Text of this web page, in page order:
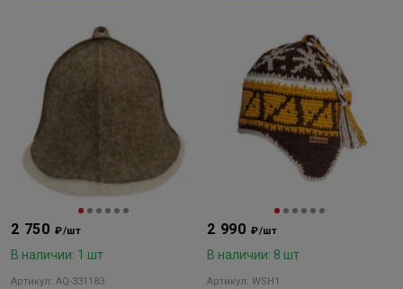
2 750 ₽/шт
В наличии: 1 шт
Артикул: AQ-331183
2 990 ₽/шт
В наличии: 8 шт
Артикул: WSH1